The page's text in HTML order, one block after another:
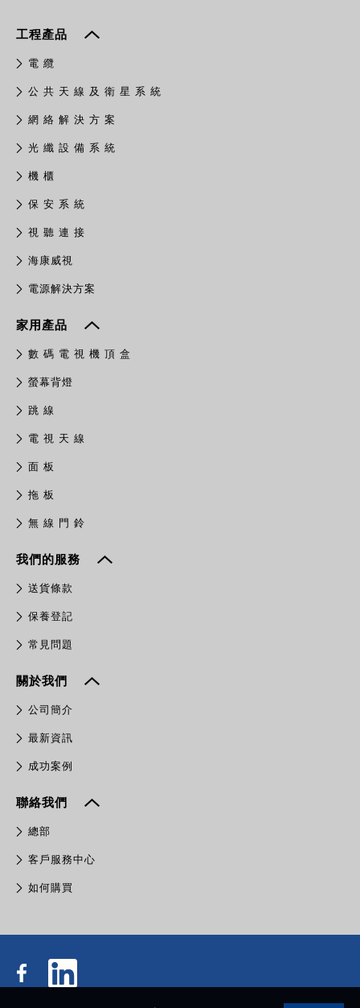
工程產品
電 纜
公 共 天 線 及 衛 星 系 統
網 絡 解 決 方 案
光 纖 設 備 系 統
機 櫃
保 安 系 統
視 聽 連 接
​海康威視
電源解決方案
家用產品
數 碼 電 視 機 頂 盒
螢幕背燈
跳 線
電 視 天 線
面 板
拖 板
無 線 門 鈴
我們的服務
送貨條款
保養登記
常見問題
關於我們
公司簡介
最新資訊
成功案例
聯絡我們
總部
客戶服務中心
如何購買